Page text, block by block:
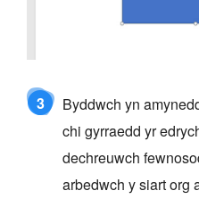
3
Byddwch yn
chi gyrraedd yr
dechreuwch
arbedwch y siart org